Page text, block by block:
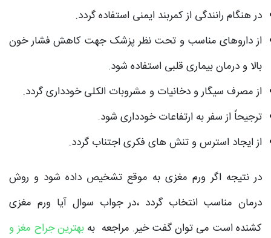
در هنگام رانندگی از کمربند ایمنی استفاده گردد.
از داروهای مناسب و تحت نظر پزشک جهت کاهش فشار خون
بالا و درمان بیماری قلبی استفاده شود.
از مصرف سیگار و دخانیات و مشروبات الکلی خودداری گردد.
ترجیحاً از سفر به ارتفاعات خودداری شود.
از ایجاد استرس و تنش های فکری اجتناب گردد.
در نتیجه اگر ورم مغزی به موقع تشخیص داده شود و روش
درمان مناسب انتخاب گردد ،در جواب سوال آیا ورم مغزی
کشنده است می توان گفت خیر. مراجعه به بهترین جراح مغز و